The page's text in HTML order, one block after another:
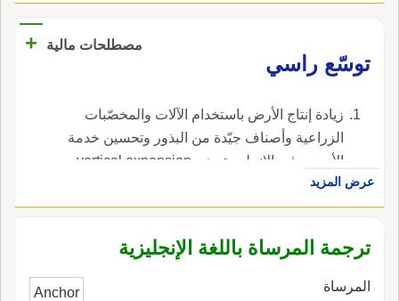
مصطلحات مالية
+
توسّع راسي
زيادة إنتاج الأرض باستخدام الآلات والمخصّبات
الزراعية وأصناف جيّدة من البذور وتحسين خدمة
الأرض ، في الإنجليزية، هي vertical expansion.
عرض المزيد
ترجمة المرساة باللغة الإنجليزية
المرساة Anchor